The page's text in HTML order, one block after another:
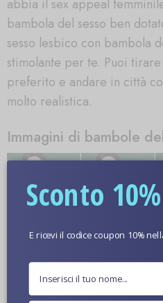
abbia il sex appeal
bambola del sesso ben
sesso lesbico con bambola
stimolante per te. Puoi
preferito e andare in città
molto realistica.
Immagini di bambole
Sconto
E ricevi il codice coupon 10%